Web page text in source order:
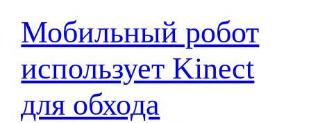
Мобильный робот
использует Kinect
для обхода